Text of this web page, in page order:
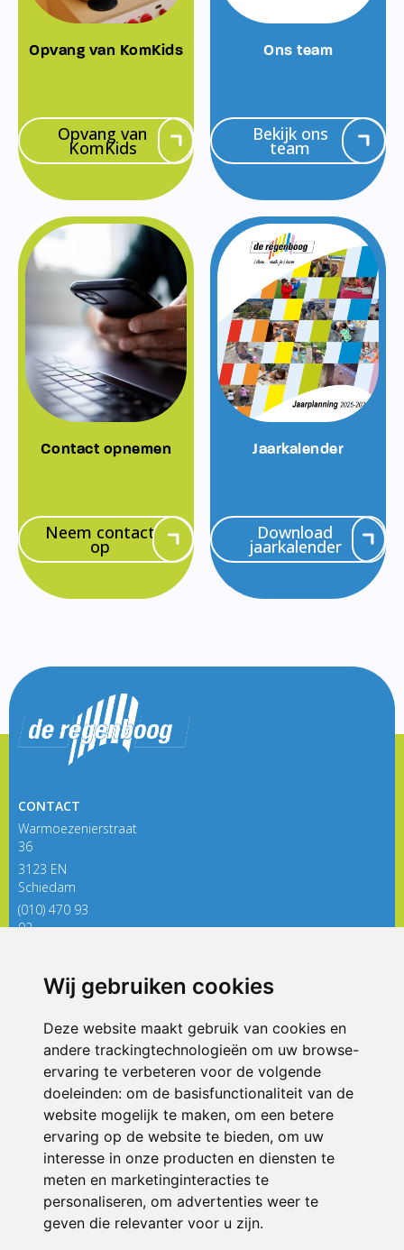
Wij gebruiken cookies
Deze website maakt gebruik van cookies en
andere trackingtechnologieën om uw browse-
ervaring te verbeteren voor de volgende
doeleinden: om de basisfunctionaliteit van de
website mogelijk te maken, om een betere
ervaring op de website te bieden, om uw
interesse in onze producten en diensten te
meten en marketinginteracties te
personaliseren, om advertenties weer te
geven die relevanter voor u zijn.
Opvang van KomKids
Opvang van
KomKids
Ons team
Bekijk ons
team
Contact opnemen
Neem contact
op
Jaarkalender
Download
jaarkalender
CONTACT
Warmoezenierstraat
36
3123 EN
Schiedam
(010) 470 93
92
ONDERDEEL VAN
© 2026 De Regenboog | Alle rechten voorbehouden
Privacy policy|Disclaimer| Klachtenregeling|RSIN en Anbi
voorkeuren